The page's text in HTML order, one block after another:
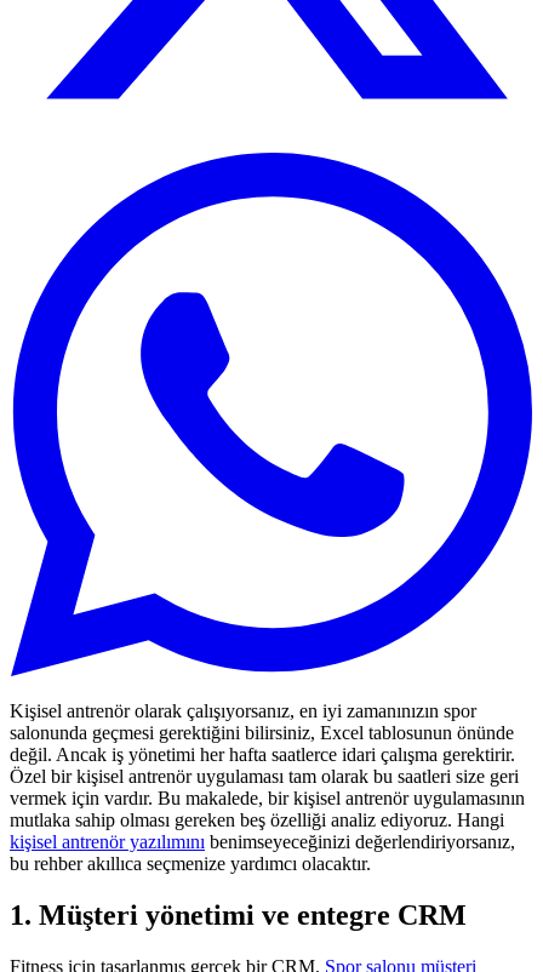
Kişisel antrenör olarak çalışıyorsanız, en iyi zamanınızın spor
salonunda geçmesi gerektiğini bilirsiniz, Excel tablosunun önünde
değil. Ancak iş yönetimi her hafta saatlerce idari çalışma gerektirir.
Özel bir kişisel antrenör uygulaması tam olarak bu saatleri size geri
vermek için vardır. Bu makalede, bir kişisel antrenör uygulamasının
mutlaka sahip olması gereken beş özelliği analiz ediyoruz. Hangi
kişisel antrenör yazılımını benimseyeceğinizi değerlendiriyorsanız,
bu rehber akıllıca seçmenize yardımcı olacaktır.
1. Müşteri yönetimi ve entegre CRM
Fitness için tasarlanmış gerçek bir CRM. Spor salonu müşteri